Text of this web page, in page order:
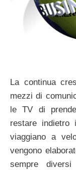
La continua
mezzi di
le TV di
restare
viaggiano a
vengono
sempre